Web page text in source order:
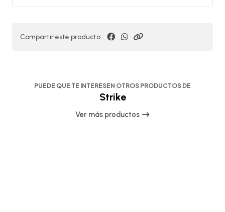
Compartir este producto
PUEDE QUE TE INTERESEN OTROS PRODUCTOS DE
Strike
Ver más productos